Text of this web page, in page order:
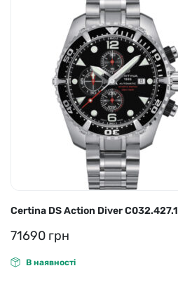
Certina DS Action Diver
71690 грн
В наявності